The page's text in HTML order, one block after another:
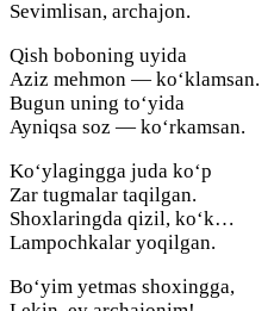
Sevimlisan, archajon.
Qish boboning uyida
Aziz mehmon — ko‘klamsan.
Bugun uning to‘yida
Ayniqsa soz — ko‘rkamsan.
Ko‘ylagingga juda ko‘p
Zar tugmalar taqilgan.
Shoxlaringda qizil, ko‘k…
Lampochkalar yoqilgan.
Bo‘yim yetmas shoxingga,